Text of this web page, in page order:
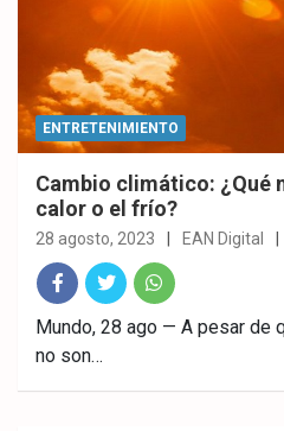
ENTRETENIMIENTO
Cambio climático: ¿Qué
calor o el frío?
28 agosto, 2023 EAN Digital
Fac
ebo
Twitt
er
What
Mundo, 28 ago — A pesar de
no son…